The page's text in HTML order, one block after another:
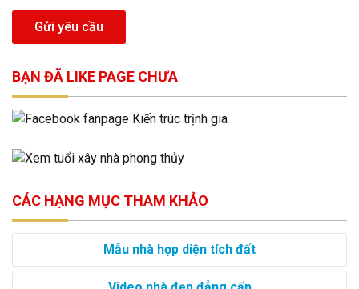
Gửi yêu cầu
BẠN ĐÃ LIKE PAGE CHƯA
CÁC HẠNG MỤC THAM KHẢO
Mẫu nhà hợp diện tích đất